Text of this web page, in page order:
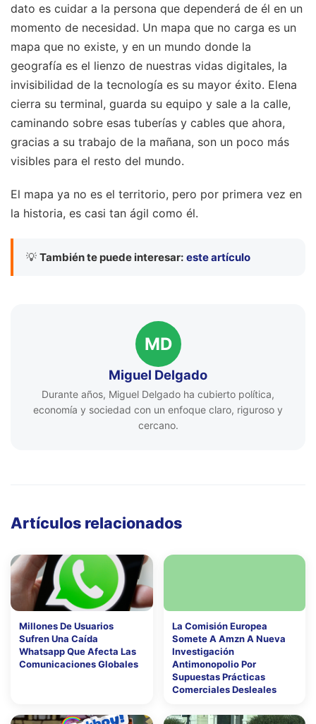
dato es cuidar a la persona que dependerá de él en un
momento de necesidad. Un mapa que no carga es un
mapa que no existe, y en un mundo donde la
geografía es el lienzo de nuestras vidas digitales, la
invisibilidad de la tecnología es su mayor éxito. Elena
cierra su terminal, guarda su equipo y sale a la calle,
caminando sobre esas tuberías y cables que ahora,
gracias a su trabajo de la mañana, son un poco más
visibles para el resto del mundo.
El mapa ya no es el territorio, pero por primera vez en
la historia, es casi tan ágil como él.
💡 También te puede interesar: este artículo
MD
Miguel Delgado
Durante años, Miguel Delgado ha cubierto política,
economía y sociedad con un enfoque claro, riguroso y
cercano.
Artículos relacionados
Millones De Usuarios
Sufren Una Caída
Whatsapp Que Afecta Las
Comunicaciones Globales
La Comisión Europea
Somete A Amzn A Nueva
Investigación
Antimonopolio Por
Supuestas Prácticas
Comerciales Desleales